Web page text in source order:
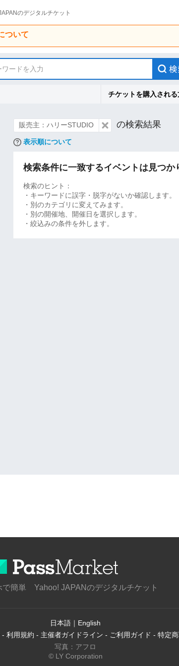
のデジタルチケット
ついて
ワードを入力
チケットを購入される
販売主：ハリーSTUDIO の検索結果
表示順について
検索条件に一致するイベントは見つか
検索のヒント：
・キーワードに誤字・脱字がないか確認します。
・別のカテゴリに変えてみます。
・別の開催地、開催日を選択します。
・絞込みの条件を外します。
で簡単 Yahoo! JAPANのデジタルチケット
日本語 ｜ English
- 利用規約 - 主催者ガイドライン - ご利用ガイド - 特定
写真：アフロ
© LY Corporation